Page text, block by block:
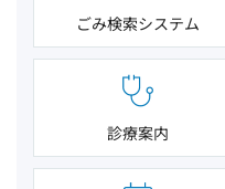
ごみ検索システム
診療案内